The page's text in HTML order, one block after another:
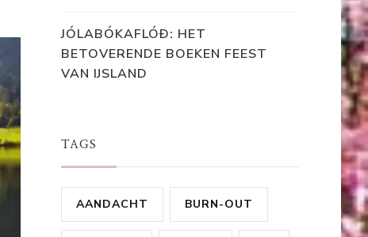
JÓLABÓKAFLÓÐ: HET
BETOVERENDE BOEKEN FEEST
VAN IJSLAND
TAGS
AANDACHT BURN-OUT